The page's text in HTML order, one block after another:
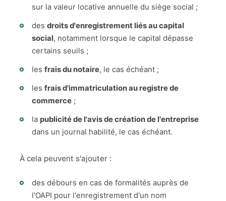
sur la valeur locative annuelle du siège social ;
des droits d'enregistrement liés au capital
social, notamment lorsque le capital dépasse
certains seuils ;
les frais du notaire, le cas échéant ;
les frais d'immatriculation au registre de
commerce ;
la publicité de l'avis de création de l'entreprise
dans un journal habilité, le cas échéant.
À cela peuvent s'ajouter :
des débours en cas de formalités auprès de
l'OAPI pour l'enregistrement d'un nom